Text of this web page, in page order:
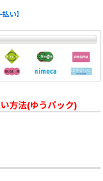
い】
方法(ゆうパック)